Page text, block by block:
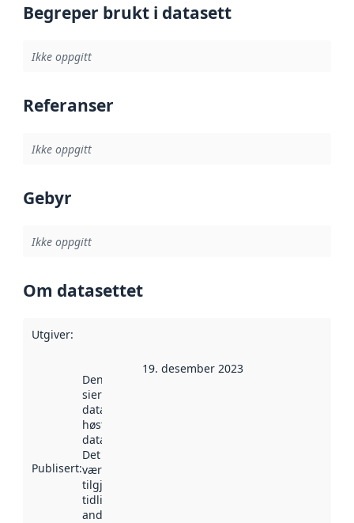
Begreper brukt i datasett
Ikke oppgitt
Referanser
Ikke oppgitt
Gebyr
Ikke oppgitt
Om datasettet
Utgiver:
Publisert:
Denne datoen
sier når
datasettet ble
høstet av
data.norge.no.
Det kan ha
vært
tilgjengelig
tidligere
andre steder.
19. desember 2023